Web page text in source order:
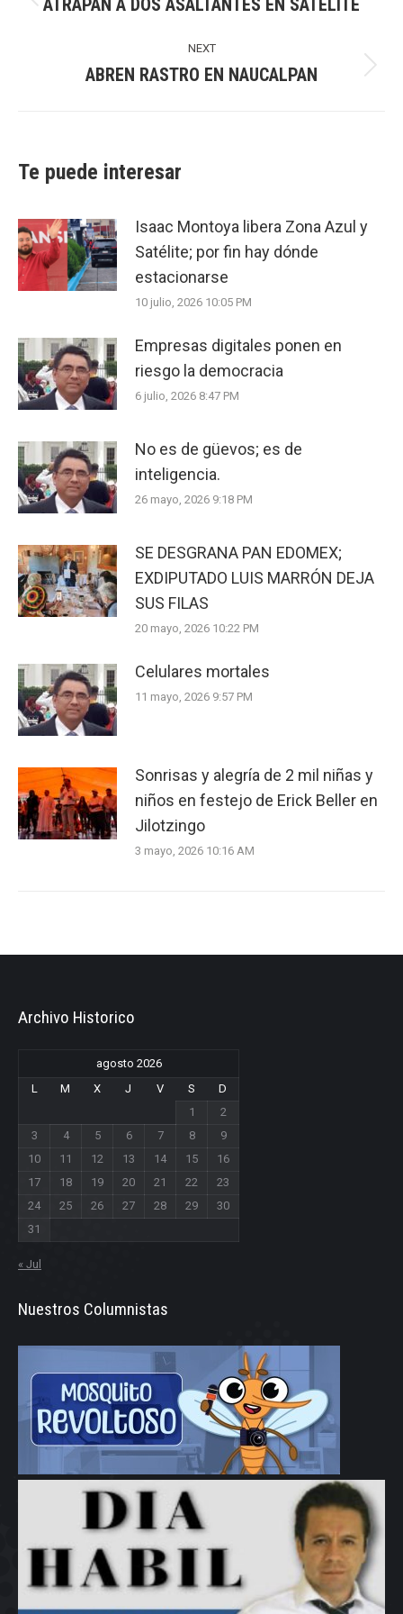
Previous
ATRAPAN A DOS ASALTANTES EN SATÉLITE
NEXT
Next
ABREN RASTRO EN NAUCALPAN
Te puede interesar
Isaac Montoya libera Zona Azul y
Satélite; por fin hay dónde
estacionarse
10 julio, 2026 10:05 PM
Empresas digitales ponen en
riesgo la democracia
6 julio, 2026 8:47 PM
No es de güevos; es de
inteligencia.
26 mayo, 2026 9:18 PM
SE DESGRANA PAN EDOMEX;
EXDIPUTADO LUIS MARRÓN DEJA
SUS FILAS
20 mayo, 2026 10:22 PM
Celulares mortales
11 mayo, 2026 9:57 PM
Sonrisas y alegría de 2 mil niñas y
niños en festejo de Erick Beller en
Jilotzingo
3 mayo, 2026 10:16 AM
Archivo Historico
agosto 2026
L
M X J V S
D
1
2
3
4 5 6 7 8
9
10
11 12 13 14 15
16
17
18 19 20 21 22
23
24
25 26 27 28 29
30
31
« Jul
Nuestros Columnistas